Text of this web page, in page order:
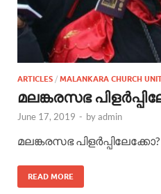
ARTICLES / MALANKARA CHURCH
മലങ്കരസഭ
June 17, 2019 - byadmin
മലങ്കരസഭ പിളര്‍പ്പിലേക്കോ?
READ MORE